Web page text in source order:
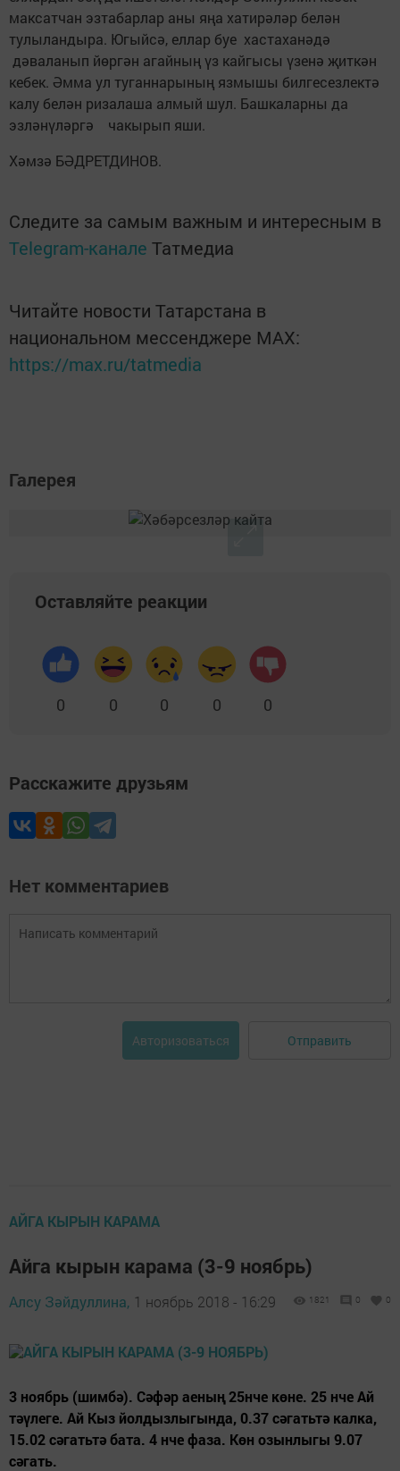
максатчан эзтабарлар аны яңа хатирәләр белән
тулыландыра. Югыйсә, еллар буе хастаханәдә
дәваланып йөргән агайның үз кайгысы үзенә җиткән
кебек. Әмма ул туганнарының язмышы билгесезлектә
калу белән ризалаша алмый шул. Башкаларны да
эзләнүләргә чакырып яши.
Хәмзә БӘДРЕТДИНОВ.
Следите за самым важным и интересным в
Telegram-канале Татмедиа
Читайте новости Татарстана в
национальном мессенджере MАХ:
https://max.ru/tatmedia
Галерея
Оставляйте реакции
0 0 0 0 0
Расскажите друзьям
Нет комментариев
Авторизоваться Отправить
АЙГА КЫРЫН КАРАМА
Айга кырын карама (3-9 ноябрь)
Алсу Зәйдуллина, 1 ноябрь 2018 - 16:29 1821 0 0
3 ноябрь (шимбә). Сәфәр аеның 25нче көне. 25 нче Ай
тәүлеге. Ай Кыз йолдызлыгында, 0.37 сәгатьтә калка,
15.02 сәгатьтә бата. 4 нче фаза. Көн озынлыгы 9.07
сәгать.